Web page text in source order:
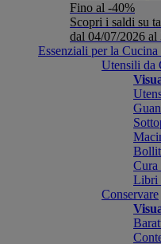
Fino al -40%
Scopri i saldi su
dal 04/07/2026 al
Essenziali per la Cucina
Utensili da
Libri
Conservare